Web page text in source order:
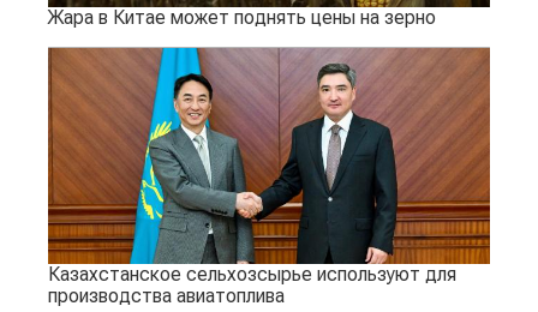
Жара в Китае может поднять цены на зерно
Казахстанское сельхозсырье используют для
производства авиатоплива